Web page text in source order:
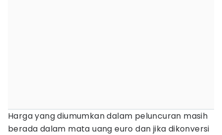
Harga yang diumumkan dalam peluncuran masih
berada dalam mata uang euro dan jika dikonversi